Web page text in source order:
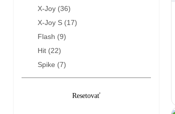
X-Joy (36)
X-Joy S (17)
Flash (9)
Hit (22)
Spike (7)